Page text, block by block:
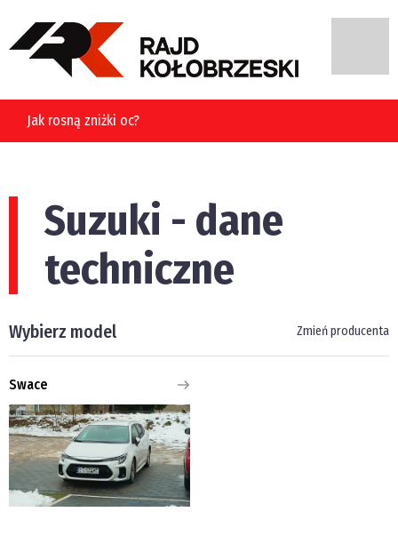
Jak rosną zniżki oc?
Suzuki - dane
techniczne
Wybierz model Zmień producenta
Swace